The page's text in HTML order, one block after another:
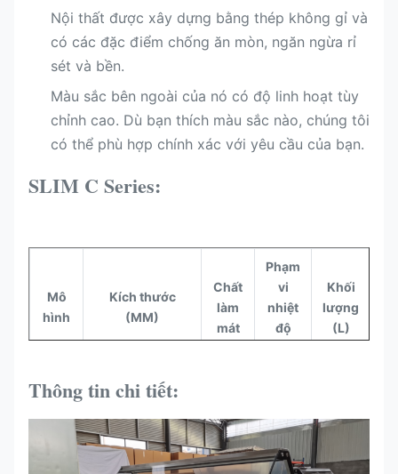
Nội thất được xây dựng bằng thép không gỉ và
có các đặc điểm chống ăn mòn, ngăn ngừa rỉ
sét và bền.
Màu sắc bên ngoài của nó có độ linh hoạt tùy
chỉnh cao. Dù bạn thích màu sắc nào, chúng tôi
có thể phù hợp chính xác với yêu cầu của bạn.
SLIM C Series:
Mô
hình
Kích thước
(MM)
Chất
làm
mát
Phạm
vi
nhiệt
độ
Khối
lượng
(L)
+6
Thông tin chi tiết: